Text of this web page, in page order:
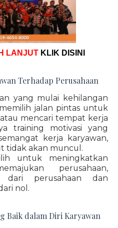
LANJUT KLIK DISINI
Terhadap Perusahaan
yang mulai kehilangan
jalan pintas untuk
mencari tempat kerja
training motivasi yang
kerja karyawan,
tidak akan muncul.
untuk meningkatkan
perusahaan,
dari perusahaan dan
nol.
Baik dalam Diri Karyawan